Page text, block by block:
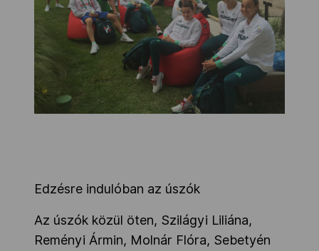
Edzésre indulóban az úszók
Az úszók közül öten, Szilágyi Liliána,
Reményi Ármin, Molnár Flóra, Sebetyén